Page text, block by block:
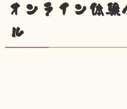
オンライン体
ル